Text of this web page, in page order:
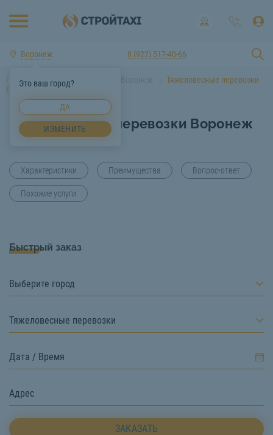
Воронеж
Это ваш город?
ДА
ИЗМЕНИТЬ
8 (922) 517-40-66
Главная Услуги спецтехники Воронеж
Тяжеловесные перевозки
Воронеж
Тяжеловесные перевозки Воронеж
Характеристики Преимущества Вопрос-ответ
Похожие услуги
Быстрый заказ
Выберите город
Тяжеловесные перевозки
ЗАКАЗАТЬ